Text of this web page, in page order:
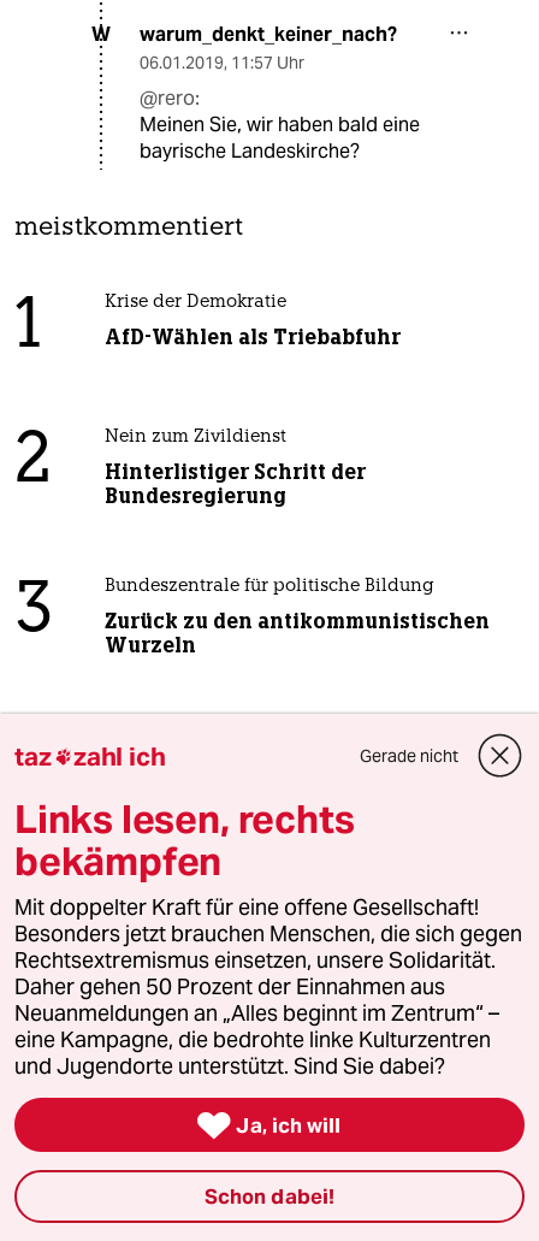
W warum_denkt_keiner_nach?
06.01.2019, 11:57 Uhr
@rero:
Meinen Sie, wir haben bald eine
bayrische Landeskirche?
meistkommentiert
1 Krise der Demokratie
AfD-Wählen als Triebabfuhr
2 Nein zum Zivildienst
Hinterlistiger Schritt der
Bundesregierung
3 Bundeszentrale für politische Bildung
Zurück zu den antikommunistischen
Wurzeln
4
Thomas Bareiß crasht bei voller
5 Niedrigwasser in Mittel- und Osteuropa
Stromkrise mit Ansage
6 Was tun gegen den Energiewende-Rollback?
Der Urknall
taz
taz zahl ich Gerade nicht
Links lesen, rechts
bekämpfen
Mit doppelter Kraft für eine offene Gesellschaft!
Besonders jetzt brauchen Menschen, die sich gegen
Rechtsextremismus einsetzen, unsere Solidarität.
Daher gehen 50 Prozent der Einnahmen aus
Neuanmeldungen an „Alles beginnt im Zentrum“ –
eine Kampagne, die bedrohte linke Kulturzentren
und Jugendorte unterstützt. Sind Sie dabei?
 Ja, ich will
Schon dabei!